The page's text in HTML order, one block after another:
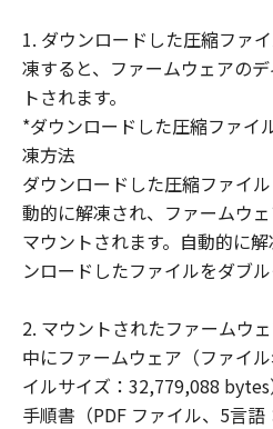
れ適用されます。
制限
(1) 「本契約」に明示
き、お客様は、「許
製、または第三者に
売、頒布、賃貸、リ
ことはできません。
(2) お客様は、「許
部または一部を修正
逆コンパイル、逆ア
ースエンジニアリン
せん。また第三者に
てはなりません。
1. ダウンロードした圧縮ファ
凍すると、ファームウェアの
トされます。
*ダウンロードした圧縮ファイ
凍方法
ダウンロードした圧縮ファイ
動的に解凍され、ファームウ
マウントされます。自動的に
ンロードしたファイルをダブ
2. マウントされたファームウ
中にファームウェア（ファイ
イルサイズ：32,779,088
手順書（PDF ファイル、5言